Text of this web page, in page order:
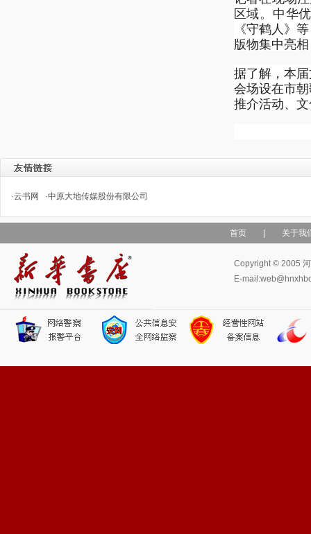
区域。中华
《守鹤人》
版物集中亮
据了解，本
会场设在市
推介活动、
·云书网 ·中原大地传媒股份有限公司
首页| 关于我
Copyright © 2005
E-